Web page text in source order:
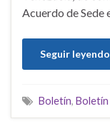
Acuerdo de
Seguir leyendo
Boletín, Boletín